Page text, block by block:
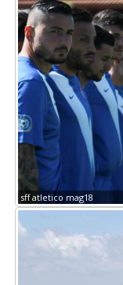
sff atletico mag18